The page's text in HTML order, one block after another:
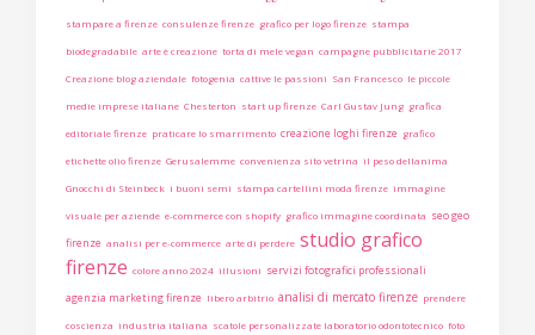
stampare a firenze consulenze firenze grafico per logo firenze stampa
biodegradabile arte è creazione torta di mele vegan campagne pubblicitarie 2017
Creazione blog aziendale fotogenia cattive le passioni San Francesco le piccole
medie imprese italiane Chesterton start up firenze Carl Gustav Jung grafica
editoriale firenze praticare lo smarrimento creazione loghi firenze grafico
etichette olio firenze Gerusalemme convenienza sito vetrina il peso dellanima
Gnocchi di Steinbeck i buoni semi stampa cartellini moda firenze immagine
visuale per aziende e-commerce con shopify grafico immagine coordinata seo geo
firenze analisi per e-commerce arte di perdere studio grafico
firenze colore anno 2024 illusioni servizi fotografici professionali
agenzia marketing firenze libero arbitrio analisi di mercato firenze prendere
coscienza industria italiana scatole personalizzate laboratorio odontotecnico foto